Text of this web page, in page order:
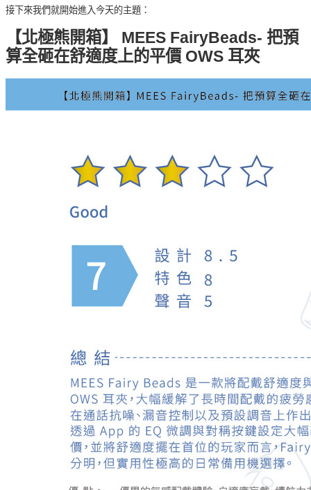
接下來我們就開始進入今天的主題：
【北極熊開箱】 MEES FairyBeads- 把預
算全砸在舒適度上的平價 OWS 耳夾